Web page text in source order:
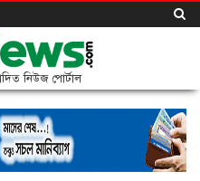
নিউজ পোর্টাল